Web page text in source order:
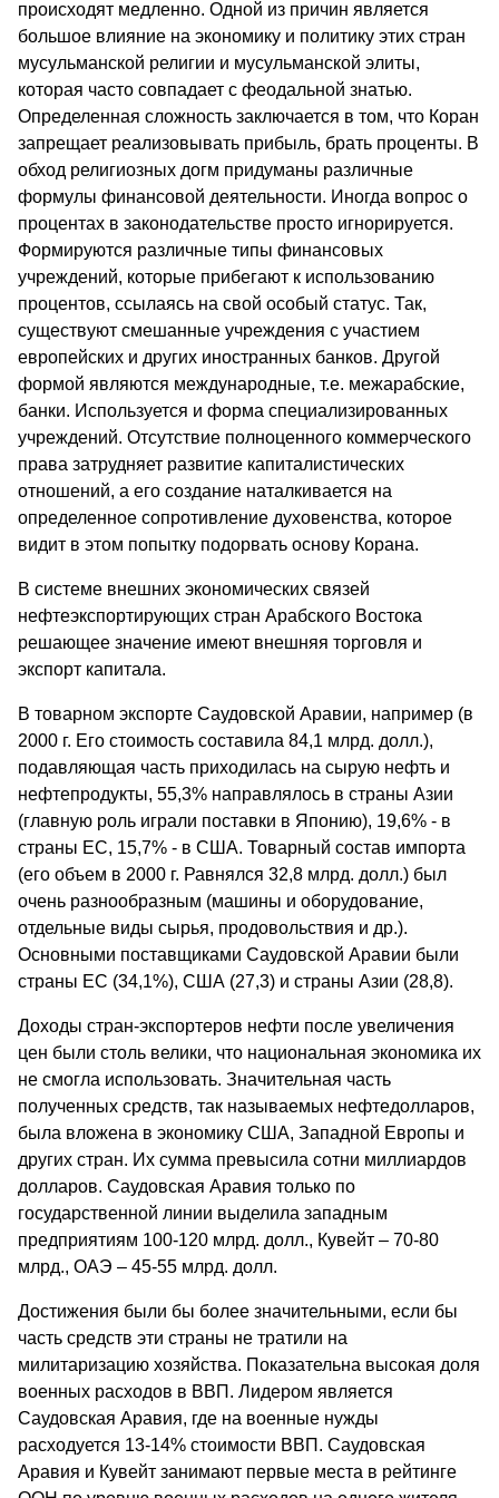
происходят медленно. Одной из причин является
большое влияние на экономику и политику этих стран
мусульманской религии и мусульманской элиты,
которая часто совпадает с феодальной знатью.
Определенная сложность заключается в том, что Коран
запрещает реализовывать прибыль, брать проценты. В
обход религиозных догм придуманы различные
формулы финансовой деятельности. Иногда вопрос о
процентах в законодательстве просто игнорируется.
Формируются различные типы финансовых
учреждений, которые прибегают к использованию
процентов, ссылаясь на свой особый статус. Так,
существуют смешанные учреждения с участием
европейских и других иностранных банков. Другой
формой являются международные, т.е. межарабские,
банки. Используется и форма специализированных
учреждений. Отсутствие полноценного коммерческого
права затрудняет развитие капиталистических
отношений, а его создание наталкивается на
определенное сопротивление духовенства, которое
видит в этом попытку подорвать основу Корана.
В системе внешних экономических связей
нефтеэкспортирующих стран Арабского Востока
решающее значение имеют внешняя торговля и
экспорт капитала.
В товарном экспорте Саудовской Аравии, например (в
2000 г. Его стоимость составила 84,1 млрд. долл.),
подавляющая часть приходилась на сырую нефть и
нефтепродукты, 55,3% направлялось в страны Азии
(главную роль играли поставки в Японию), 19,6% - в
страны ЕС, 15,7% - в США. Товарный состав импорта
(его объем в 2000 г. Равнялся 32,8 млрд. долл.) был
очень разнообразным (машины и оборудование,
отдельные виды сырья, продовольствия и др.).
Основными поставщиками Саудовской Аравии были
страны ЕС (34,1%), США (27,3) и страны Азии (28,8).
Доходы стран-экспортеров нефти после увеличения
цен были столь велики, что национальная экономика их
не смогла использовать. Значительная часть
полученных средств, так называемых нефтедолларов,
была вложена в экономику США, Западной Европы и
других стран. Их сумма превысила сотни миллиардов
долларов. Саудовская Аравия только по
государственной линии выделила западным
предприятиям 100-120 млрд. долл., Кувейт – 70-80
млрд., ОАЭ – 45-55 млрд. долл.
Достижения были бы более значительными, если бы
часть средств эти страны не тратили на
милитаризацию хозяйства. Показательна высокая доля
военных расходов в ВВП. Лидером является
Саудовская Аравия, где на военные нужды
расходуется 13-14% стоимости ВВП. Саудовская
Аравия и Кувейт занимают первые места в рейтинге